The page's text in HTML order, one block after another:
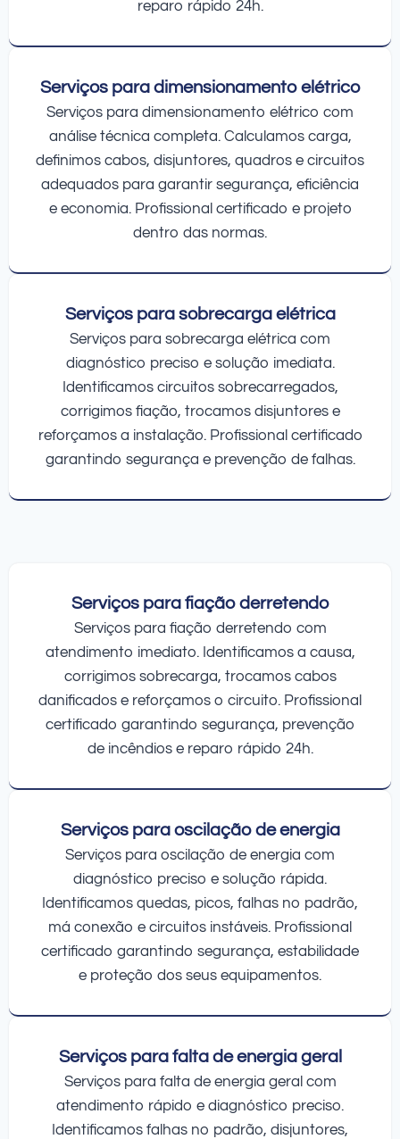
reparo rápido 24h.
Serviços para dimensionamento elétrico
Serviços para dimensionamento elétrico com
análise técnica completa. Calculamos carga,
definimos cabos, disjuntores, quadros e circuitos
adequados para garantir segurança, eficiência
e economia. Profissional certificado e projeto
dentro das normas.
Serviços para sobrecarga elétrica
Serviços para sobrecarga elétrica com
diagnóstico preciso e solução imediata.
Identificamos circuitos sobrecarregados,
corrigimos fiação, trocamos disjuntores e
reforçamos a instalação. Profissional certificado
garantindo segurança e prevenção de falhas.
Serviços para fiação derretendo
Serviços para fiação derretendo com
atendimento imediato. Identificamos a causa,
corrigimos sobrecarga, trocamos cabos
danificados e reforçamos o circuito. Profissional
certificado garantindo segurança, prevenção
de incêndios e reparo rápido 24h.
Serviços para oscilação de energia
Serviços para oscilação de energia com
diagnóstico preciso e solução rápida.
Identificamos quedas, picos, falhas no padrão,
má conexão e circuitos instáveis. Profissional
certificado garantindo segurança, estabilidade
e proteção dos seus equipamentos.
Serviços para falta de energia geral
Serviços para falta de energia geral com
atendimento rápido e diagnóstico preciso.
Identificamos falhas no padrão, disjuntores,